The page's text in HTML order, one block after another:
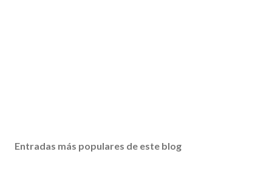
Entradas más populares de este blog